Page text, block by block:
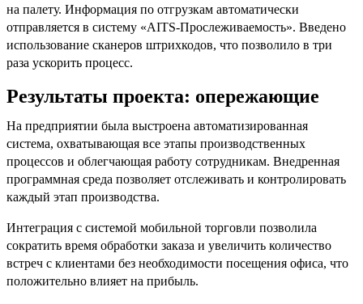
на палету. Информация по отгрузкам автоматически
отправляется в систему «AITS-Прослеживаемость». Введено
использование сканеров штрихкодов, что позволило в три
раза ускорить процесс.
Результаты проекта: опережающие
На предприятии была выстроена автоматизированная
система, охватывающая все этапы производственных
процессов и облегчающая работу сотрудникам. Внедренная
программная среда позволяет отслеживать и контролировать
каждый этап производства.
Интеграция с системой мобильной торговли позволила
сократить время обработки заказа и увеличить количество
встреч с клиентами без необходимости посещения офиса, что
положительно влияет на прибыль.